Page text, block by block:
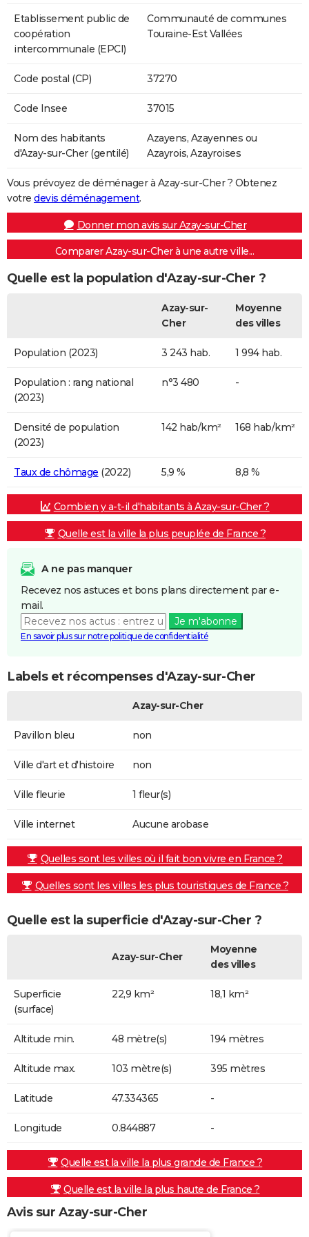
Etablissement public de
coopération
intercommunale (EPCI)
Communauté de communes
Touraine-Est Vallées
Code postal (CP) 37270
Code Insee 37015
Nom des habitants
d'Azay-sur-Cher (gentilé)
Azayens, Azayennes ou
Azayrois, Azayroises
Vous prévoyez de déménager à Azay-sur-Cher ? Obtenez
votre devis déménagement.
Donner mon avis sur Azay-sur-Cher
Comparer Azay-sur-Cher à une autre ville...
Quelle est la population d'Azay-sur-Cher ?
Azay-sur-
Cher
Moyenne
des villes
Population (2023) 3 243 hab. 1 994 hab.
Population : rang national
(2023)
n°3 480 -
Densité de population
(2023)
142 hab/km² 168 hab/km²
Taux de chômage (2022) 5,9 % 8,8 %
Combien y a-t-il d'habitants à Azay-sur-Cher ?
Quelle est la ville la plus peuplée de France ?
A ne pas manquer
Recevez nos astuces et bons plans directement par e-
mail.
Je m'abonne
En savoir plus sur notre politique de confidentialité
Labels et récompenses d'Azay-sur-Cher
Azay-sur-Cher
Pavillon bleu non
Ville d'art et d'histoire non
Ville fleurie 1 fleur(s)
Ville internet Aucune arobase
Quelles sont les villes où il fait bon vivre en France ?
Quelles sont les villes les plus touristiques de France ?
Quelle est la superficie d'Azay-sur-Cher ?
Azay-sur-Cher
Moyenne
des villes
Superficie
(surface)
22,9 km² 18,1 km²
Altitude min. 48 mètre(s) 194 mètres
Altitude max. 103 mètre(s) 395 mètres
Latitude 47.334365 -
Longitude 0.844887 -
Quelle est la ville la plus grande de France ?
Quelle est la ville la plus haute de France ?
Avis sur Azay-sur-Cher